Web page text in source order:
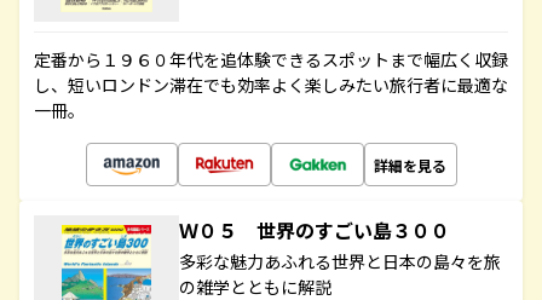
定番から１９６０年代を追体験できるスポットまで幅広く収録
し、短いロンドン滞在でも効率よく楽しみたい旅行者に最適な
一冊。
詳細を見る
Ｗ０５ 世界のすごい島３００
多彩な魅力あふれる世界と日本の島々を旅
の雑学とともに解説